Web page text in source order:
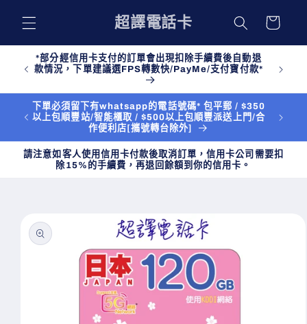
容
超譯電話卡
物
*部分經信用卡支付的訂單會出現扣除手續費後自動退
款情況，下單建議選FPS轉數快/PayMe/支付寶付款*
下單必須留下有whatsapp的電話號碼* 包平郵 / $350
以上包順豐站/智能櫃取 / $500以上包順豐派送上門/合
作便利店[攜號轉台除外]
請注意如客人使用信用卡付款後取消訂單，信用卡公司需要扣
除15%的手續費，再退回餘額到你的信用卡。
略過產
品資訊